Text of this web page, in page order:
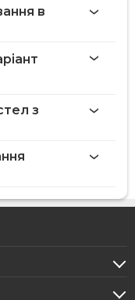
в
з